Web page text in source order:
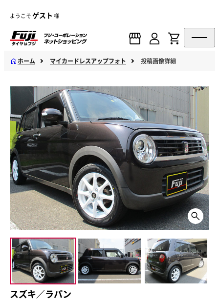
ようこそゲスト 様
ホーム マイカードレスアップフォト 投稿画像詳細
スズキ／ラパン